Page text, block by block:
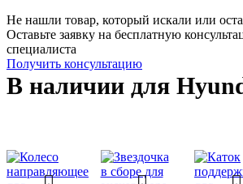
Не нашли товар, который искали или
Оставьте заявку на бесплатную
специалиста
Получить консультацию
В наличии для